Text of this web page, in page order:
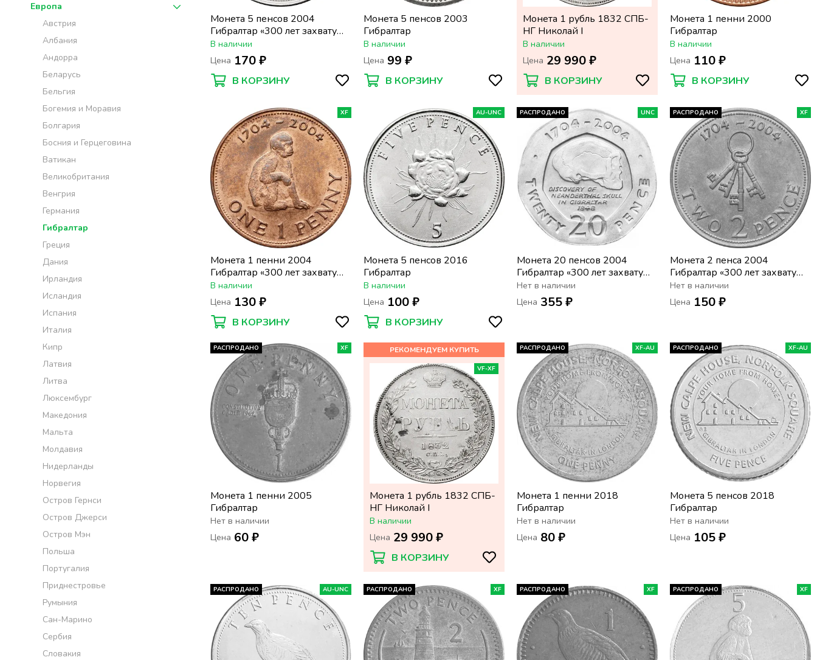
Европа
Австрия
Албания
Андорра
Беларусь
Бельгия
Богемия и Моравия
Болгария
Босния и Герцеговина
Ватикан
Великобритания
Венгрия
Германия
Гибралтар
Греция
Дания
Ирландия
Исландия
Испания
Италия
Кипр
Латвия
Литва
Люксембург
Македония
Мальта
Молдавия
Нидерланды
Норвегия
Остров Гернси
Остров Джерси
Остров Мэн
Польша
Португалия
Приднестровье
Румыния
Сан-Марино
Сербия
Словакия
Монета 5 пенсов 2004
Гибралтар «300 лет захвату
Гибралтара»
В наличии
Цена 170 ₽
В КОРЗИНУ
Монета 5 пенсов 2003
Гибралтар
В наличии
Цена 99 ₽
В КОРЗИНУ
Монета 1 рубль 1832 СПБ-
НГ Николай I
В наличии
Цена 29 990 ₽
В КОРЗИНУ
Монета 1 пенни 2000
Гибралтар
В наличии
Цена 110 ₽
В КОРЗИНУ
XF
Монета 1 пенни 2004
Гибралтар «300 лет захвату
Гибралтара»
В наличии
Цена 130 ₽
В КОРЗИНУ
AU-UNC
Монета 5 пенсов 2016
Гибралтар
В наличии
Цена 100 ₽
В КОРЗИНУ
РАСПРОДАНО UNC
Монета 20 пенсов 2004
Гибралтар «300 лет захвату
Гибралтара»
Нет в наличии
Цена 355 ₽
РАСПРОДАНО XF
Монета 2 пенса 2004
Гибралтар «300 лет захвату
Гибралтара»
Нет в наличии
Цена 150 ₽
РАСПРОДАНО XF
Монета 1 пенни 2005
Гибралтар
Нет в наличии
Цена 60 ₽
VF-XF
Монета 1 рубль 1832 СПБ-
НГ Николай I
В наличии
Цена 29 990 ₽
В КОРЗИНУ
РАСПРОДАНО XF-AU
Монета 1 пенни 2018
Гибралтар
Нет в наличии
Цена 80 ₽
РАСПРОДАНО XF-AU
Монета 5 пенсов 2018
Гибралтар
Нет в наличии
Цена 105 ₽
РАСПРОДАНО AU-UNC РАСПРОДАНО XF РАСПРОДАНО XF РАСПРОДАНО XF